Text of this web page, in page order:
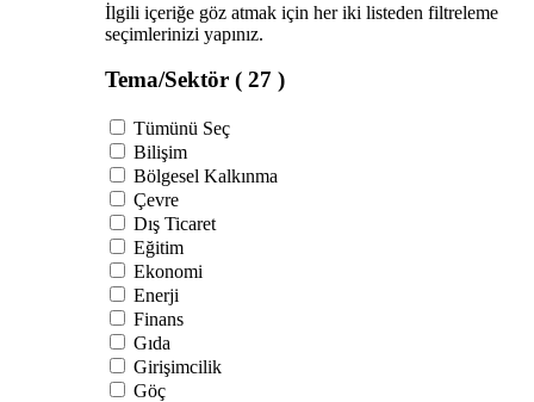
İlgili içeriğe göz atmak için her iki listeden filtreleme
seçimlerinizi yapınız.
Tema/Sektör ( 27 )
Tümünü Seç
Bilişim
Bölgesel Kalkınma
Çevre
Dış Ticaret
Eğitim
Ekonomi
Enerji
Finans
Gıda
Girişimcilik
Göç